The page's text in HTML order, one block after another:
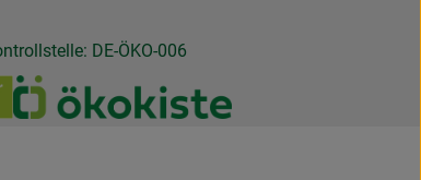
?hl=de
UC6NmD5wBbJlipvxZRnJaFJQwissen/geld-
DE-ÖKO-006
Externer Link zu /_Resources/Persistent/7/b/6/4/